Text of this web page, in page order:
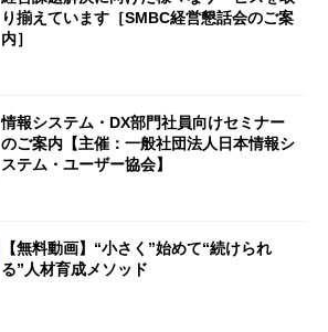
り揃えています［SMBC経営懇話会のご案
内］
情報システム・DX部門社員向けセミナー
のご案内【主催：一般社団法人日本情報シ
ステム・ユーザー協会】
【無料動画】“小さく”始めて“続けられ
る”人材育成メソッド